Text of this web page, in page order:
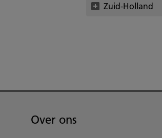
Zuid-Holland
Over ons